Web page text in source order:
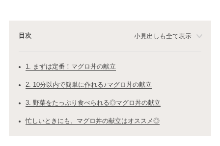
目次 小見出しも全て表示
1. まずは定番！マグロ丼の献立
2. 10分以内で簡単に作れる♪マグロ丼の献立
3. 野菜をたっぷり食べられる◎マグロ丼の献立
忙しいときにも、マグロ丼の献立はオススメ◎